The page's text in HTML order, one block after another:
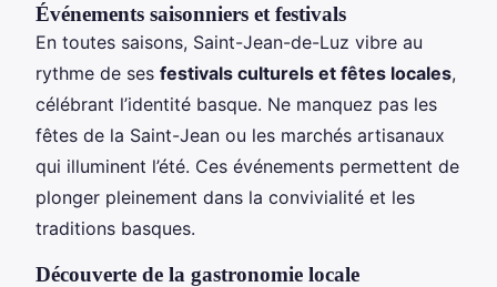
Événements saisonniers et festivals
En toutes saisons, Saint-Jean-de-Luz vibre au
rythme de ses festivals culturels et fêtes locales,
célébrant l’identité basque. Ne manquez pas les
fêtes de la Saint-Jean ou les marchés artisanaux
qui illuminent l’été. Ces événements permettent de
plonger pleinement dans la convivialité et les
traditions basques.
Découverte de la gastronomie locale